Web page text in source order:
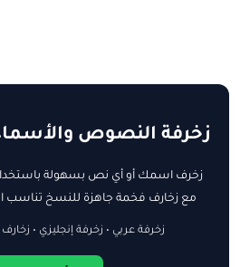
زخرفة النصوص
زخرف اسمك أو أي نص بسهولة باستخدام
مع زخارف فخمة جاهزة للنسخ تناسب
زخرفة عربي • زخرفة إنجليزي •